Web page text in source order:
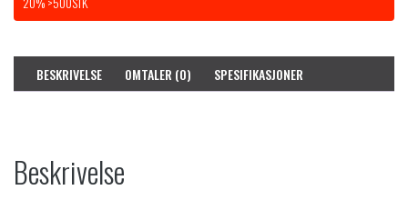
BESKRIVELSE OMTALER (0) SPESIFIKASJONER
Beskrivelse